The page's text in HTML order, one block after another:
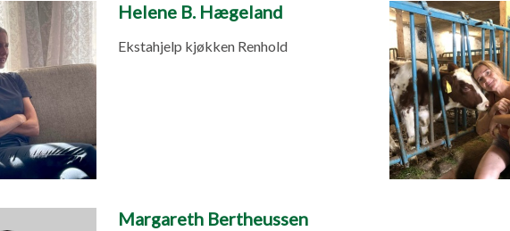
Helene B. Hægeland
Ekstahjelp kjøkken Renhold
Margareth Bertheussen